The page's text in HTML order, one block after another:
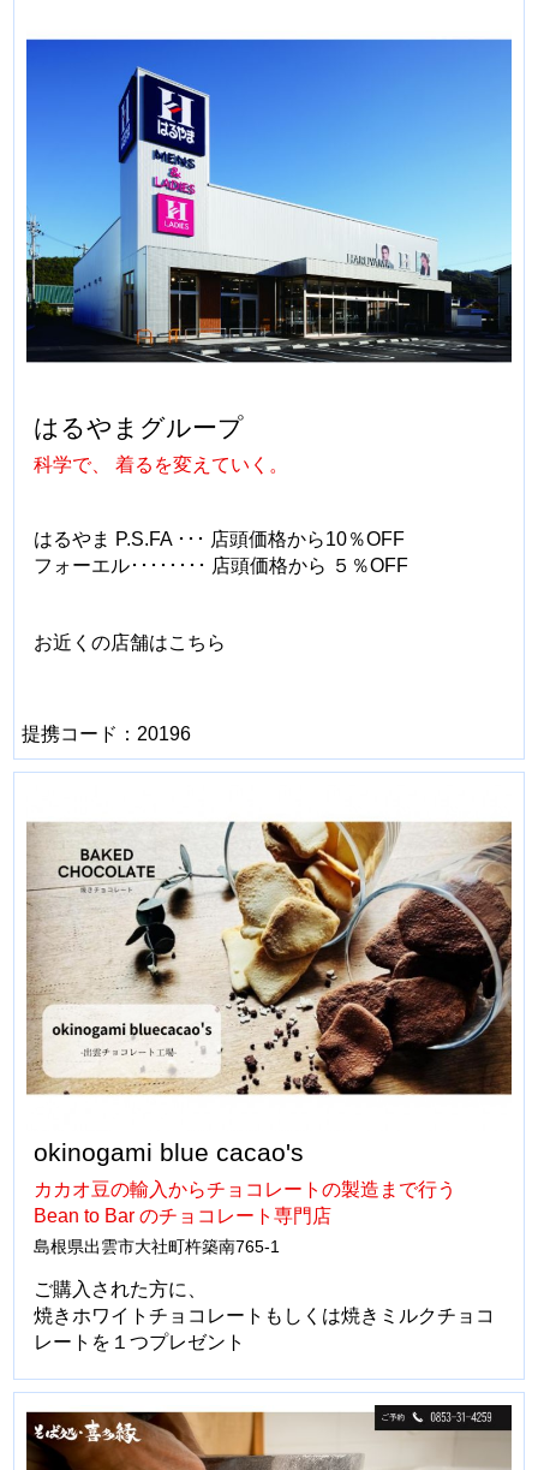
はるやまグループ
科学で、 着るを変えていく。
はるやま P.S.FA ･･･ 店頭価格から10％OFF
フォーエル････････ 店頭価格から ５％OFF
お近くの店舗はこちら
提携コード：20196
​okinogami blue cacao's
カカオ豆の輸入からチョコレートの製造まで行う
Bean to Bar のチョコレート専門店
島根県出雲市大社町杵築南765-1
ご購入された方に、
焼きホワイトチョコレートもしくは焼きミルクチョコ
レートを１つプレゼント